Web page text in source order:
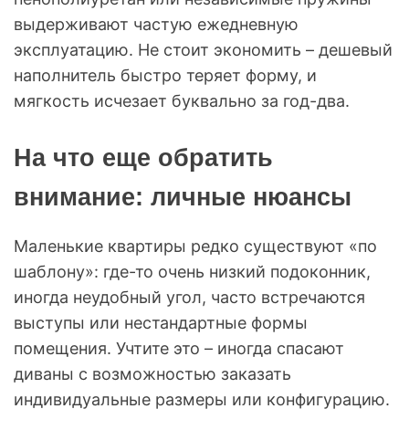
выдерживают частую ежедневную
эксплуатацию. Не стоит экономить – дешевый
наполнитель быстро теряет форму, и
мягкость исчезает буквально за год-два.
На что еще обратить
внимание: личные нюансы
Маленькие квартиры редко существуют «по
шаблону»: где-то очень низкий подоконник,
иногда неудобный угол, часто встречаются
выступы или нестандартные формы
помещения. Учтите это – иногда спасают
диваны с возможностью заказать
индивидуальные размеры или конфигурацию.